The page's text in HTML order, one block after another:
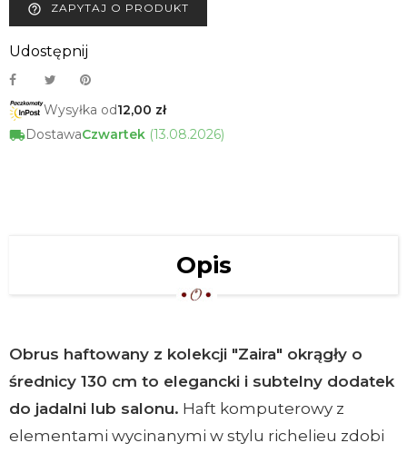
help_outline ZAPYTAJ O PRODUKT
Udostępnij
Wysyłka od12,00 zł
DostawaCzwartek (13.08.2026)
Opis
Obrus haftowany z kolekcji "Zaira" okrągły o
średnicy 130 cm to elegancki i subtelny dodatek
do jadalni lub salonu. Haft komputerowy z
elementami wycinanymi w stylu richelieu zdobi